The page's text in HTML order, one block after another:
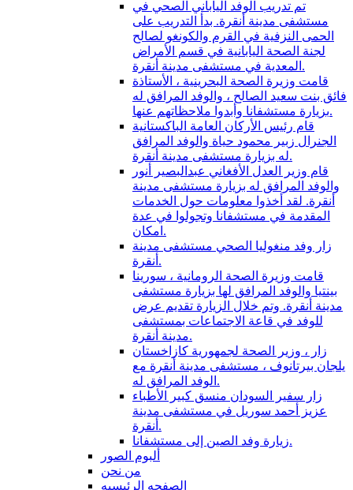
تم تدريب الوفد الياباني الصحي في
مستشفى مدينة أنقرة. بدأ التدريب على
الحمى النزفية في القرم والكونغو لصالح
لجنة الصحة اليابانية في قسم الأمراض
المعدية في مستشفى مدينة أنقرة.
قامت وزيرة الصحة البحرينية ، الأستاذة
فائق بنت سعيد الصالح ، والوفد المرافق له
بزيارة مستشفانا وأبدوا ملاحظاتهم عنها.
قام رئيس الأركان العامة الباكستانية
الجنرال زبير محمود حياة والوفد المرافق
له بزيارة مستشفى مدينة أنقرة.
قام وزير العدل الأفغاني عبدالبصير أنور
والوفد المرافق له بزيارة مستشفى مدينة
أنقرة. لقد أخذوا معلومات حول الخدمات
المقدمة في مستشفانا وتجولوا في عدة
امكان.
زار وفد منغوليا الصحي مستشفى مدينة
أنقرة.
قامت وزيرة الصحة الرومانية ، سورينا
بينتيا والوفد المرافق لها بزيارة مستشفى
مدينة أنقرة. وتم خلال الزيارة تقديم عرض
للوفد في قاعة الاجتماعات بمستشفى
مدينة أنقرة.
زار ، وزير الصحة لجمهورية كازاخستان
يلجان بيرتانوف ، مستشفى مدينة أنقرة مع
الوفد المرافق له.
زار سفير السودان منسق كبير الأطباء
عزيز أحمد سوريل في مستشفى مدينة
أنقرة.
زيارة وفد الصين إلى مستشفانا.
ألبوم الصور
من نحن
الصفحه الرئيسيه